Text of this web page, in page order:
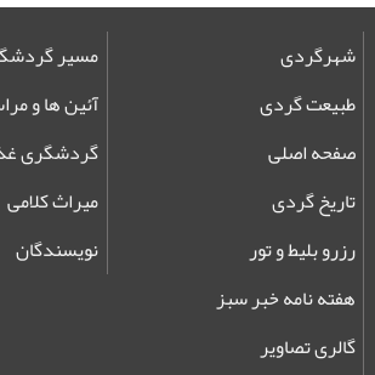
شهرگردی
طبیعت گردی
صفحه اصلی
تاریخ گردی
مسیر
آئین ها و
گردشگری
میراث کلامی
رزرو بلیط و تور
هفته نامه خبر سبز
گالری تصاویر
نویسندگان